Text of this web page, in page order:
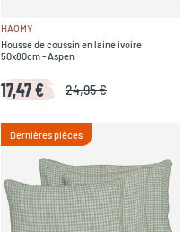
HAOMY
Housse de coussin en laine ivoire
50x80cm - Aspen
17,47 € 24,95 €
Dernières pièces